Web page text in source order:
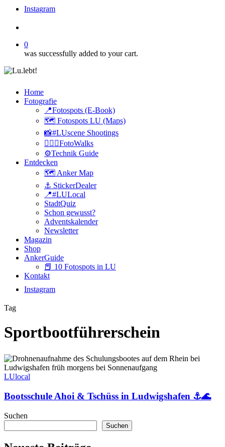
Instagram
0
was successfully added to your cart.
Home
Fotografie
📍Fotospots (E-Book)
🗺️ Fotospots LU (Maps)
📸#LUscene Shootings
🚶🏻‍♂️FotoWalks
⚙️Technik Guide
Entdecken
🗺️ Anker Map
⚓️ StickerDealer
📍#LULocal
StadtQuiz
Schon gewusst?
Adventskalender
Newsletter
Magazin
Shop
AnkerGuide
📕 10 Fotospots in LU
Kontakt
Instagram
Tag
Sportbootführerschein
Bootsschule
Ahoi
&
in
Ludwigshafen
⚓
🌊
LUlocal
Bootsschule Ahoi & Tschüss in Ludwigshafen ⚓🌊
Suchen
Suchen